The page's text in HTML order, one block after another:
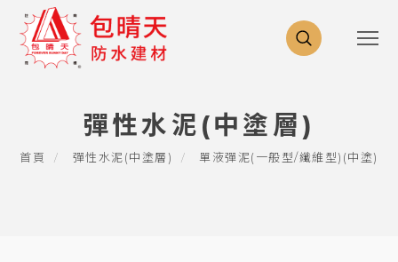
彈性水泥(中塗層)
首頁 彈性水泥(中塗層) 單液彈泥(一般型/纖維型)(中塗)